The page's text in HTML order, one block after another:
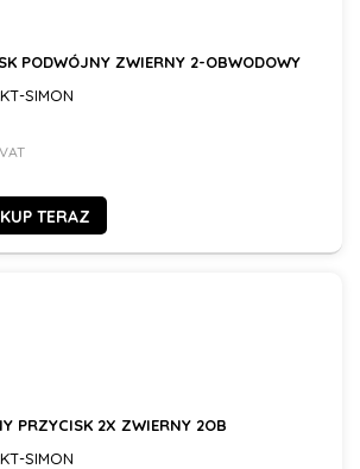
PODWÓJNY ZWIERNY 2-OBWODOWY
SIMON
KUP TERAZ
PRZYCISK 2X ZWIERNY 2OB
SIMON